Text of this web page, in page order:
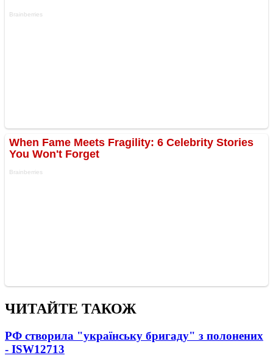
ЧИТАЙТЕ ТАКОЖ
РФ створила "українську бригаду" з полонених
- ISW12713